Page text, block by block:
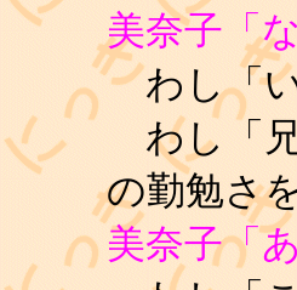
美奈子「
わし「い
わし「
の勤勉さ
美奈子「